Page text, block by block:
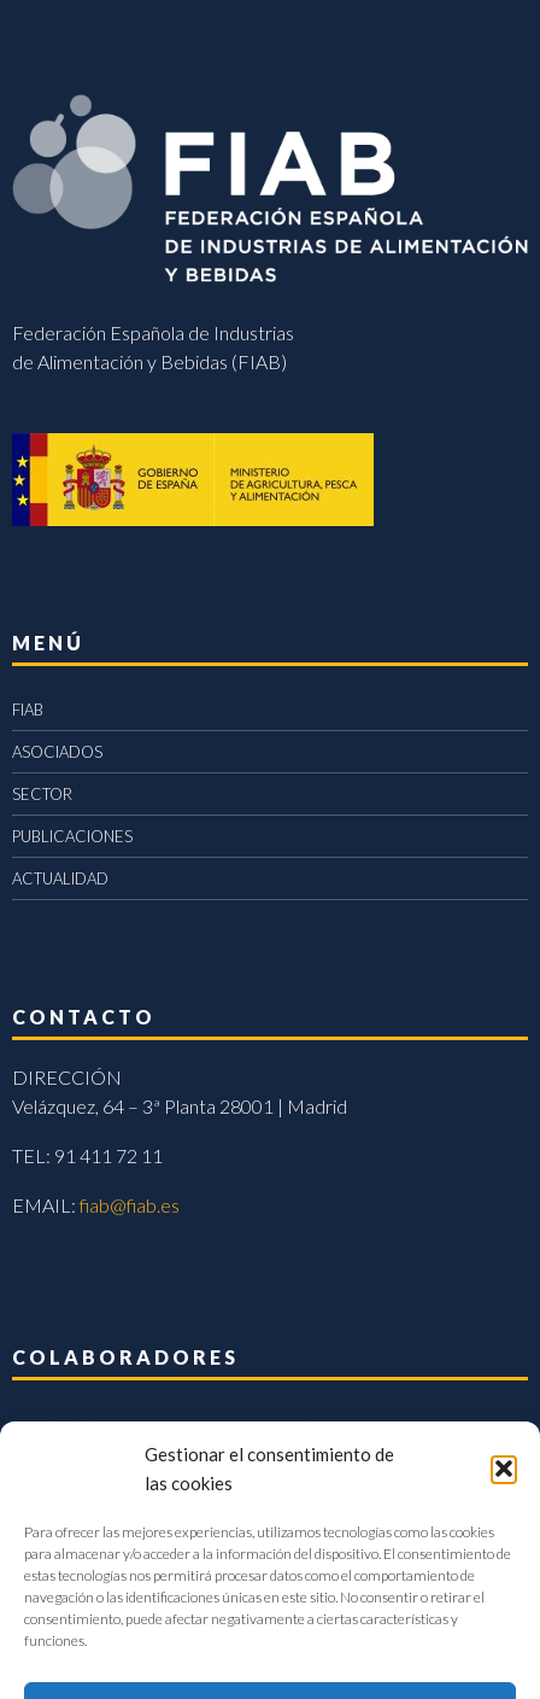
Gestionar el consentimiento de
las cookies
Para ofrecer las mejores experiencias, utilizamos tecnologías como las cookies
para almacenar y/o acceder a la información del dispositivo. El consentimiento de
estas tecnologías nos permitirá procesar datos como el comportamiento de
navegación o las identificaciones únicas en este sitio. No consentir o retirar el
consentimiento, puede afectar negativamente a ciertas características y
funciones.
Federación Española de Industrias
de Alimentación y Bebidas (FIAB)
MENÚ
FIAB
ASOCIADOS
SECTOR
PUBLICACIONES
ACTUALIDAD
CONTACTO
DIRECCIÓN
Velázquez, 64 – 3ª Planta 28001 | Madrid
TEL: 91 411 72 11
EMAIL:fiab@fiab.es
COLABORADORES